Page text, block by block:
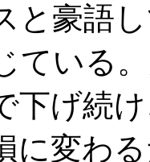
と豪語
ている
下げ続
に変わ